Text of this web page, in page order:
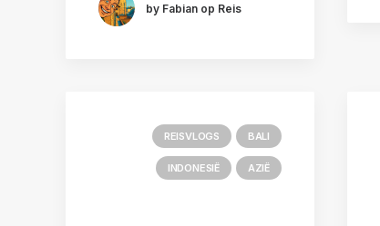
by Fabian op Reis
REISVLOGS BALI
INDONESIË AZIË